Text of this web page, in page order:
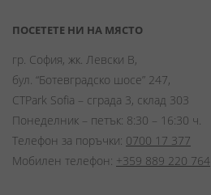
ПОСЕТЕТЕ НИ НА МЯСТО
гр. София, жк. Левски В,
бул. “Ботевградско шосе” 247,
CTPark Sofia – сграда 3, склад 303
Понеделник – петък: 8:30 – 16:30 ч.
Телефон за поръчки: 0700 17 377
Мобилен телефон: +359 889 220 764